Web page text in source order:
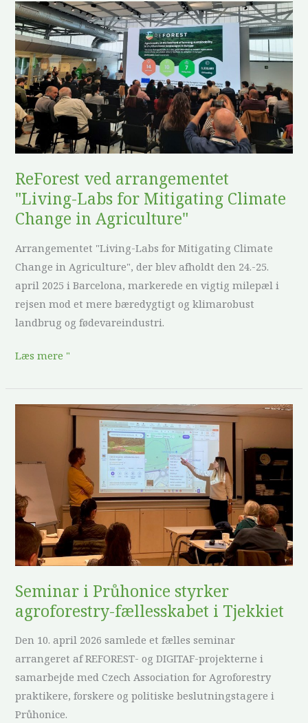
ReForest ved arrangementet
"Living-Labs for Mitigating Climate
Change in Agriculture"
Arrangementet "Living-Labs for Mitigating Climate
Change in Agriculture", der blev afholdt den 24.-25.
april 2025 i Barcelona, markerede en vigtig milepæl i
rejsen mod et mere bæredygtigt og klimarobust
landbrug og fødevareindustri.
ReForest
ved
arrangementet
"Living-
Labs
for
Mitigating
Climate
in
Agriculture"
Læs mere "
Seminar i Průhonice styrker
agroforestry-fællesskabet i Tjekkiet
Den 10. april 2026 samlede et fælles seminar
arrangeret af REFOREST- og DIGITAF-projekterne i
samarbejde med Czech Association for Agroforestry
praktikere, forskere og politiske beslutningstagere i
Průhonice.
Seminar
styrker
agroforestry-
fællesskabet
i
Tjekkiet